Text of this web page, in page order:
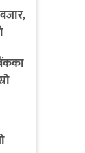
बैंकका